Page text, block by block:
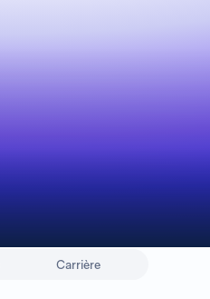
Carrière